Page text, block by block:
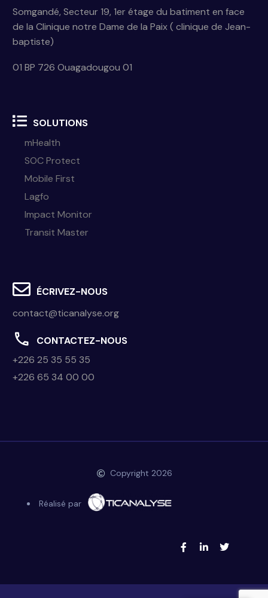
Somgandé, Secteur 19, 1er étage du batiment en face
de la Clinique notre Dame de la Paix ( clinique de Jean-
baptiste)
01 BP 726 Ouagadougou 01
SOLUTIONS
mHealth
SOC Protect
Mobile First
Lagfo
Impact Monitor
Transit Master
ÉCRIVEZ-NOUS
contact@ticanalyse.org
CONTACTEZ-NOUS
+226 25 35 55 35
+226 65 34 00 00
Copyright 2026
Réalisé par